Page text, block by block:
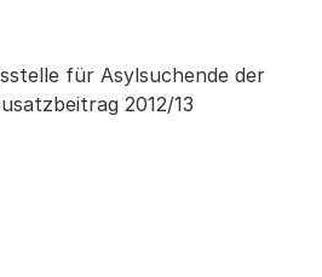
für Asylsuchende der
2012/13